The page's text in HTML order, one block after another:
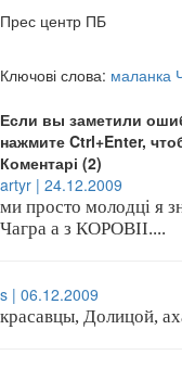
Прес центр ПБ
Ключові слова: маланка
Если вы заметили
нажмите Ctrl+Enter,
Коментарі (2)
artyr | 24.12.2009
ми просто молодцi я
Чагра а з КОРОВII....
s | 06.12.2009
красавцы, Долицой,